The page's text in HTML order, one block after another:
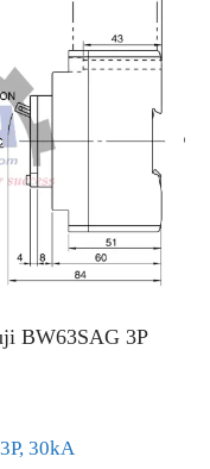
BW63SAG 3P
30kA